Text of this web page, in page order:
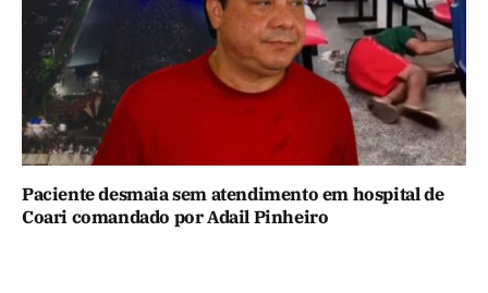
Paciente desmaia sem atendimento em hospital de
Coari comandado por Adail Pinheiro